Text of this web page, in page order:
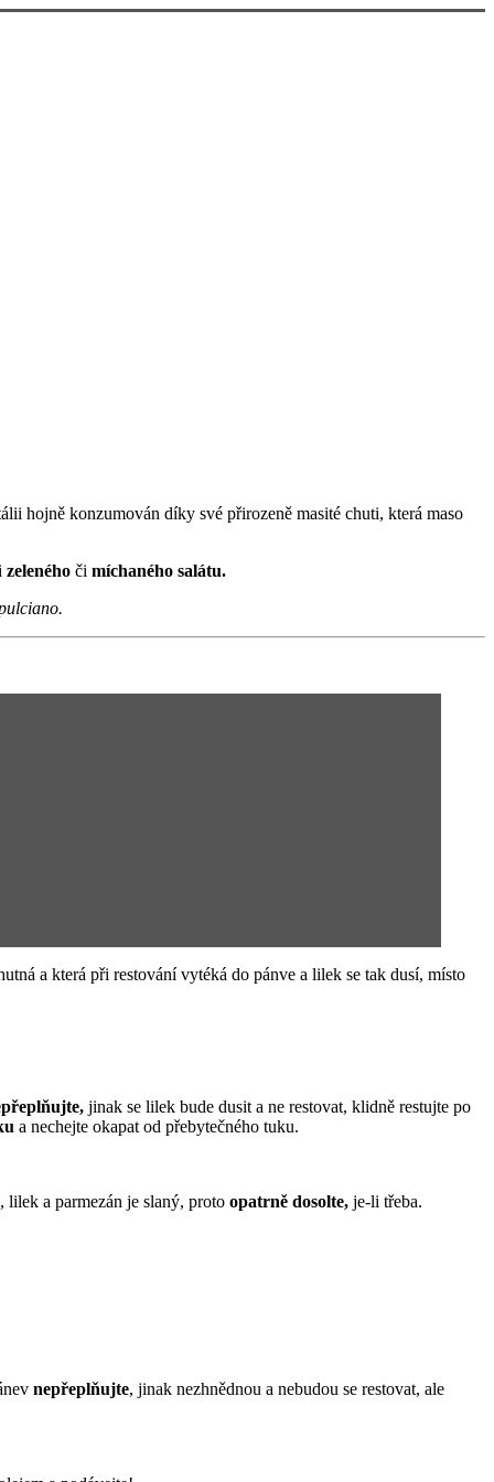
hojně konzumován díky své přirozeně masité chuti, která maso
zeleného či míchaného salátu.
a která při restování vytéká do pánve a lilek se tak dusí, místo
jinak se lilek bude dusit a ne restovat, klidně restujte po
a nechejte okapat od přebytečného tuku.
lilek a parmezán je slaný, proto opatrně dosolte, je-li třeba.
nepřeplňujte, jinak nezhnědnou a nebudou se restovat, ale